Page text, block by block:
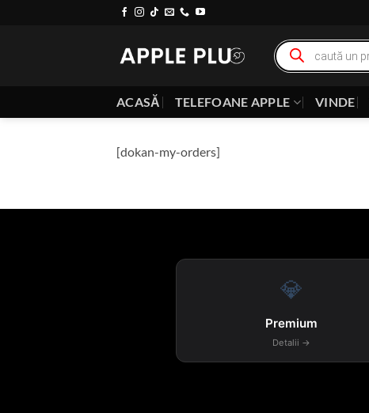
Products
search
ACASĂ TELEFOANE APPLE VINDE
[dokan-my-orders]
💎
Premium
Detalii →